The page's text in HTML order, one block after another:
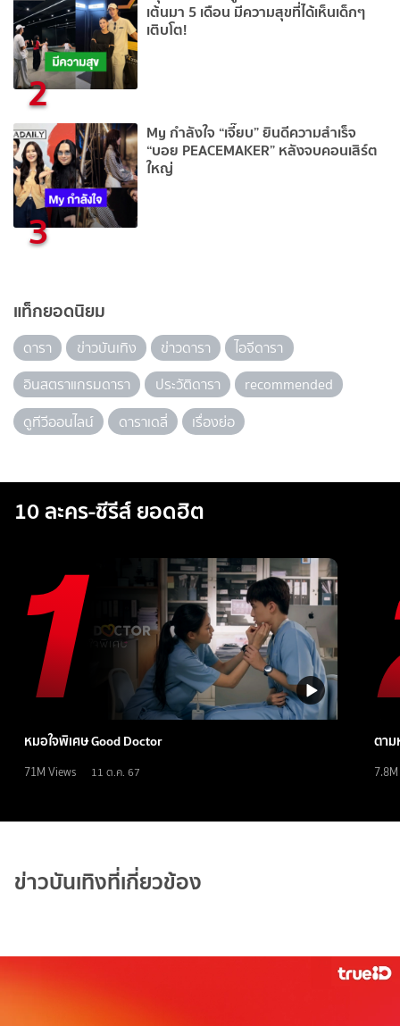
2
เต้นมา 5 เดือน มีความสุขที่ได้เห็นเด็กๆ
เติบโต!
3
My กำลังใจ “เจี๊ยบ” ยินดีความสำเร็จ
“บอย PEACEMAKER” หลังจบคอนเสิร์ต
ใหญ่
แท็กยอดนิยม
ดารา ข่าวบันเทิง ข่าวดารา
ไอจีดารา
อินสตราแกรมดารา
ประวัติดารา
recommended
ดูทีวีออนไลน์
ดาราเดลี่ เรื่องย่อ
10 ละคร-ซีรีส์ ยอดฮิต
หมอใจพิเศษ Good Doctor
71M Views 11 ต.ค. 67
ตาม
7.8M
ข่าวบันเทิงที่เกี่ยวข้อง